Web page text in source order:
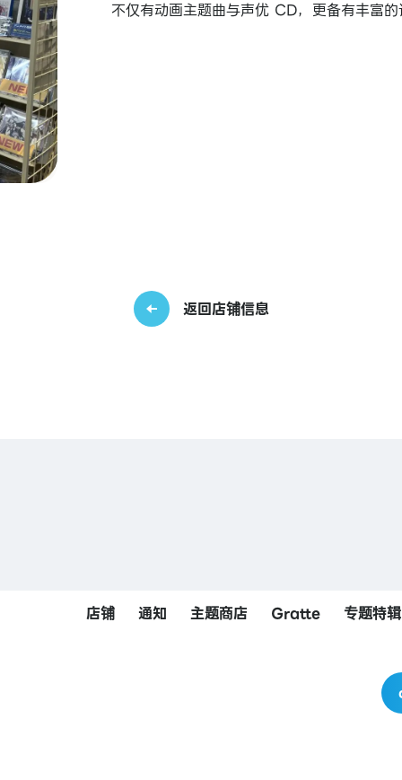
不仅有动画主题曲与声优 CD，更备有丰富的
返回店铺信息
店铺 通知 主题商店 Gratte 专题特辑